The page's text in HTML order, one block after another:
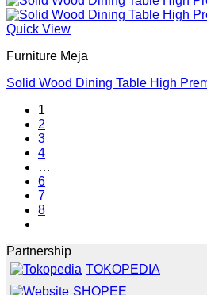
Quick View
Furniture Meja
Solid Wood Dining Table High
1
2
3
4
…
6
7
8
Partnership
TOKOPEDIA
SHOPEE